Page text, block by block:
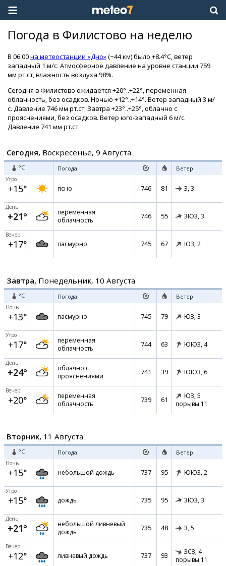
Погода в Филистово на неделю
В 06:00на метеостанции «Дно»(~44 км) было +8.4°C, ветер
западный 1 м/с. Атмосферное давление на уровне станции 759
мм рт.ст, влажность воздуха 98%.
Сегодня в Филистово ожидается +20°..+22°, переменная
облачность, без осадков. Ночью +12°..+14°. Ветер западный 3 м/
с. Давление 746 мм рт.ст. Завтра +23°..+25°, облачно с
прояснениями, без осадков. Ветер юго-западный 6 м/с.
Давление 741 мм рт.ст.
Сегодня, Воскресенье, 9 Августа
°C Погода Ветер
Утро
+15° ясно 746 81 З, 3
День
+21°
переменная
облачность
746 55 ЗЮЗ, 3
Вечер
+17° пасмурно 745 67 ЮЗ, 2
Завтра, Понедельник, 10 Августа
°C Погода Ветер
Ночь
+13° пасмурно 745 79 ЮЗ, 3
Утро
+17°
переменная
облачность
744 63 ЮЮЗ, 4
День
+24°
облачно с
прояснениями
741 39 ЮЮЗ, 6
Вечер
+20°
переменная
облачность
739 61 ЮЗ, 5
порывы 11
Вторник, 11 Августа
°C Погода Ветер
Ночь
+15° небольшой дождь 737 95 ЮЮЗ, 2
Утро
+15° дождь 735 95 ЗЮЗ, 3
День
+21°
небольшой ливневый
дождь
735 48 З, 5
Вечер
+12° ливневый дождь 737 93 ЗСЗ, 4
порывы 11